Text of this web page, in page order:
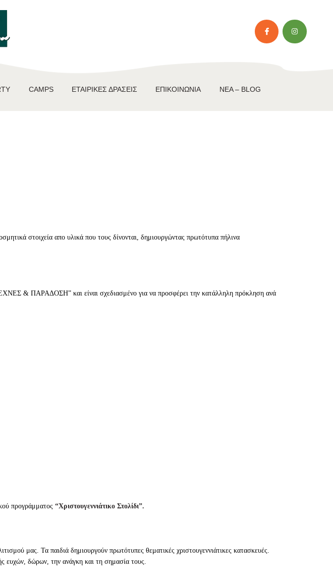
CAMPS ΕΤΑΙΡΙΚΈΣ ΔΡΆΣΕΙΣ ΕΠΙΚΟΙΝΩΝΊΑ NEA – BLOG
στοιχεία απο υλικά που τους δίνονται, δημιουργώντας πρωτότυπα πήλινα
& ΠΑΡΑΔΟΣΗ” και είναι σχεδιασμένο για να προσφέρει την κατάλληλη πρόκληση ανά
προγράμματος “Χριστουγεννιάτικο Στολίδι”.
μας. Τα παιδιά δημιουργούν πρωτότυπες θεματικές χριστουγεννιάτικες κατασκευές.
ευχών, δώρων, την ανάγκη και τη σημασία τους.